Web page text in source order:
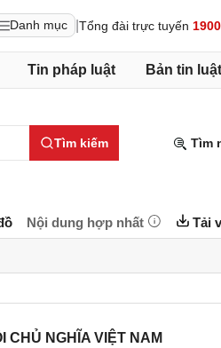
Danh mục Tổng đài trực tuyến
Tin pháp luật Bản tin luật
Tìm kiếm Tìm
Nội dung hợp nhất Tải
CHỦ NGHĨA VIỆT NAM